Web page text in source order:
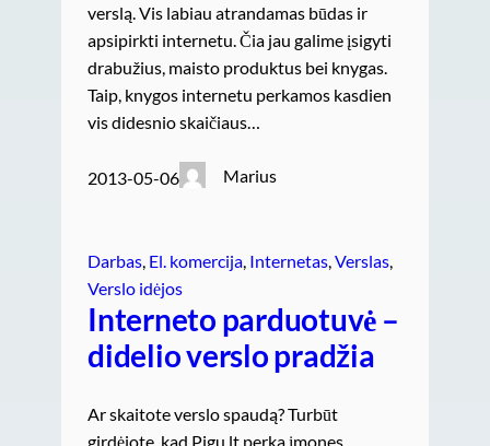
verslą. Vis labiau atrandamas būdas ir
apsipirkti internetu. Čia jau galime įsigyti
drabužius, maisto produktus bei knygas.
Taip, knygos internetu perkamos kasdien
vis didesnio skaičiaus…
2013-05-06 Marius
Darbas El. komercija Internetas Verslas
Verslo idėjos
Interneto parduotuvė –
didelio verslo pradžia
Ar skaitote verslo spaudą? Turbūt
girdėjote, kad Pigu.lt perka įmones